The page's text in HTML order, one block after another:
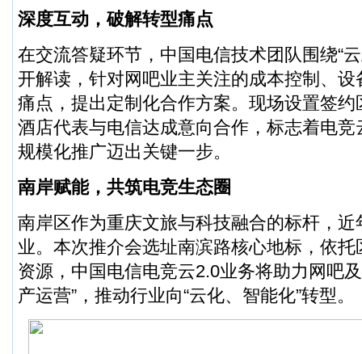
深度互动，破解转型痛点
在交流答疑环节，中国电信技术团队围绕“
开解读，针对网吧业主关注的成本控制、
痛点，提出定制化合作方案。现场设置签
酒店代表与电信达成意向合作，标志着电
规模化推广迈出关键一步。
南岸赋能，共筑电竞生态圈
南岸区作为重庆文旅与科技融合的标杆，
业。本次推介会选址南滨路核心地标，依
资源，中国电信电竞云2.0业务将助力网吧
产运营”，推动行业向“云化、智能化”转型。